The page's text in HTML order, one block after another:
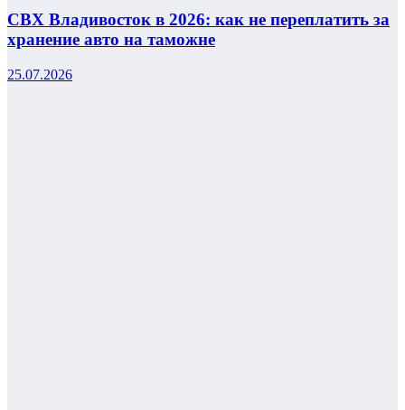
СВХ Владивосток в 2026: как не переплатить за
хранение авто на таможне
25.07.2026